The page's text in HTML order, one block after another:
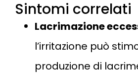
Sintomi correlati
Lacrimazione
l’irritazione può
produzione di